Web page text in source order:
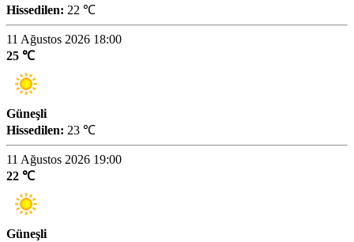
Hissedilen: 22 ℃
11 Ağustos 2026 18:00
25 ℃
Güneşli
Hissedilen: 23 ℃
11 Ağustos 2026 19:00
22 ℃
Güneşli